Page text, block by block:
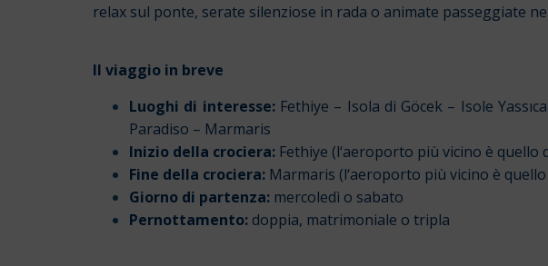
relax sul ponte, serate silenziose in rada o animate passeggiate
Il viaggio in breve
Luoghi di interesse:Fethiye – Isola di Göcek – Isole
Paradiso – Marmaris
Inizio della crociera: Fethiye (l‘aeroporto più vicino è quello
Fine della crociera: Marmaris (l‘aeroporto più vicino è quello
Giorno di partenza: mercoledì o sabato
Pernottamento: doppia, matrimoniale o tripla